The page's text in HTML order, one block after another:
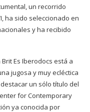
un recorrido
ha sido seleccionado en
y ha recibido
Es Iberodocs está a
jugosa y muy ecléctica
un sólo título del
for Contemporary
ya conocida por